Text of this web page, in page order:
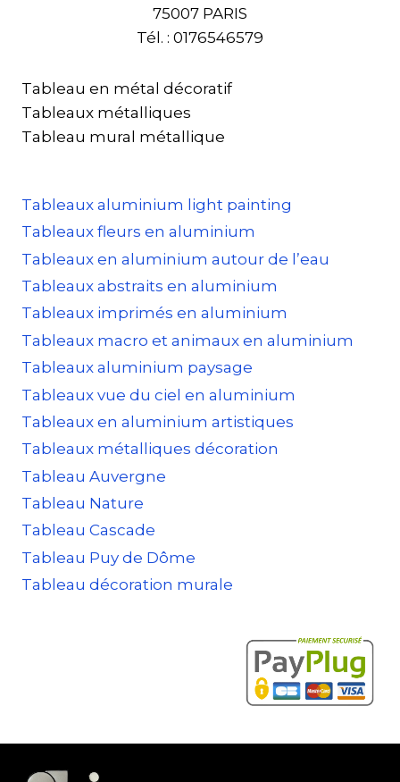
75007 PARIS
Tél. : 0176546579
Tableau en métal décoratif
Tableaux métalliques
Tableau mural métallique
Tableaux aluminium light painting
Tableaux fleurs en aluminium
Tableaux en aluminium autour de l’eau
Tableaux abstraits en aluminium
Tableaux imprimés en aluminium
Tableaux macro et animaux en aluminium
Tableaux aluminium paysage
Tableaux vue du ciel en aluminium
Tableaux en aluminium artistiques
Tableaux métalliques décoration
Tableau Auvergne
Tableau Nature
Tableau Cascade
Tableau Puy de Dôme
Tableau décoration murale